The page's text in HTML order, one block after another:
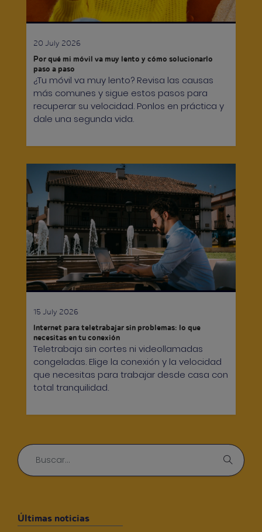
20 July 2026
Por qué mi móvil va muy lento y cómo solucionarlo
paso a paso
¿Tu móvil va muy lento? Revisa las causas
más comunes y sigue estos pasos para
recuperar su velocidad. Ponlos en práctica y
dale una segunda vida.
15 July 2026
Internet para teletrabajar sin problemas: lo que
necesitas en tu conexión
Teletrabaja sin cortes ni videollamadas
congeladas. Elige la conexión y la velocidad
que necesitas para trabajar desde casa con
total tranquilidad.
Últimas noticias